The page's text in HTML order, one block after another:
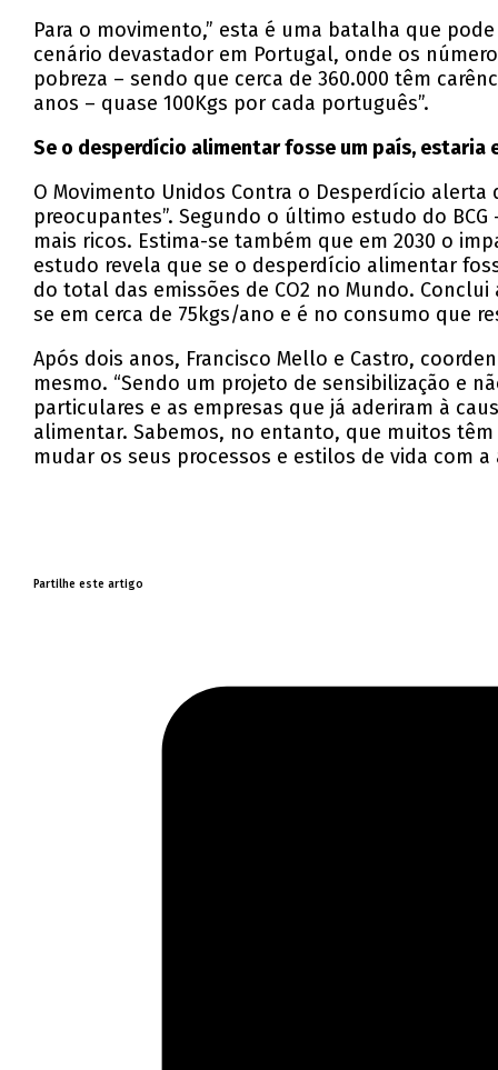
Para o movimento,” esta é uma batalha que
cenário devastador em Portugal, onde os
pobreza – sendo que cerca de 360.000 têm
anos – quase 100Kgs por cada português”.
Se o desperdício alimentar fosse um país, estaria
O Movimento Unidos Contra o Desperdício
preocupantes”. Segundo o último estudo do BCG
mais ricos. Estima-se também que em 2030 o
estudo revela que se o desperdício alimentar
do total das emissões de CO2 no Mundo.
se em cerca de 75kgs/ano e é no consumo que
Após dois anos, Francisco Mello e Castro,
mesmo. “Sendo um projeto de sensibilização e
particulares e as empresas que já aderiram à
alimentar. Sabemos, no entanto, que muitos
mudar os seus processos e estilos de vida com
Partilhe este artigo